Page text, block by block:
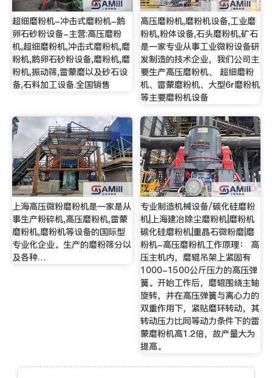
超细磨粉机-冲击式磨粉机-鹅
卵石砂粉设备-主营:高压磨粉
机,超细磨粉机,冲击式磨粉机,磨
粉机,鹅卵石砂粉设备,磨粉机,磨
粉机,振动筛,雷蒙磨以及砂石设
备,石料加工设备.全国销售
高压磨粉机,磨粉机设备,工业磨
粉机,粉体设备,石头磨粉机,矿石
是一家专业从事工业微粉设备研
发制造的技术企业，我们公司主
要生产高压磨粉机、 超细磨粉
机、雷蒙磨粉机、大型6r磨粉机
等主要磨粉机设备
上海高压微粉磨粉机是一家是从
事生产粉碎机,高压磨粉机,雷蒙
磨粉机,磨粉机等设备的国际型
专业化企业。生产的磨粉筛分以
及各种…
专业制造机械设备/碳化硅磨粉
机|上海建冶除尘磨粉机|磨粉机
碳化硅磨粉机|重晶石微粉磨|磨
粉机-高压磨粉机工作原理： 高
压主机内，磨辊吊架上紧固有
1000-1500公斤压力的高压弹
簧。开始工作后，磨辊围绕主轴
旋转，并在高压弹簧与离心力的
双重作用下，紧贴磨环转动，其
转动压力比同等动力条件下的雷
蒙磨粉机高1.2倍，故产量大为
提高。